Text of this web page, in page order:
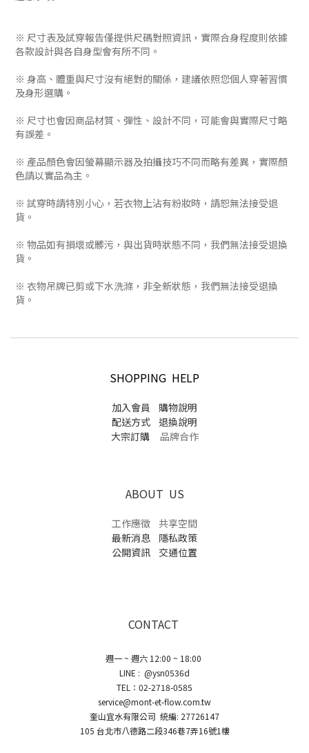
※ 尺寸表及試穿報告僅提供尺碼對照資訊，實際合身程度則依據
各款設計與各自身型會有所不同。
※ 身高、體重與尺寸沒有絕對的關係，建議依照您個人穿著習慣
及身形選購。
※ 尺寸也會因商品材質、彈性、設計不同，可能會與實際尺寸略
有誤差。
※ 產品顏色會因螢幕顯示器及拍攝技巧不同而略有差異，實際顏
色請以實品為主。
※ 試穿時請特別小心，若衣物上沾有粉妝時，請恕無法接受退
貨。
※ 物品如有損壞或髒污，與出貨時狀態不同，我們無法接受退換
貨。
※ 衣物吊牌已剪或下水洗滌，非全新狀態，我們無法接受退換
貨。
SHOPPING HELP
加入會員
購物說明
配送方式
退換說明
大宗訂購品牌合作
ABOUT US
工作應徵 共享空間
最新消息
隱私政策
公開資訊
交通位置
CONTACT
週一 ~ 週六 12:00 ~ 18:00
LINE : @ysn0536d
TEL：02-2718-0585
service@mont-et-flow.com.tw
奎山宜水有限公司 統編: 27726147
105 台北市八德路二段346巷7弄16號1樓